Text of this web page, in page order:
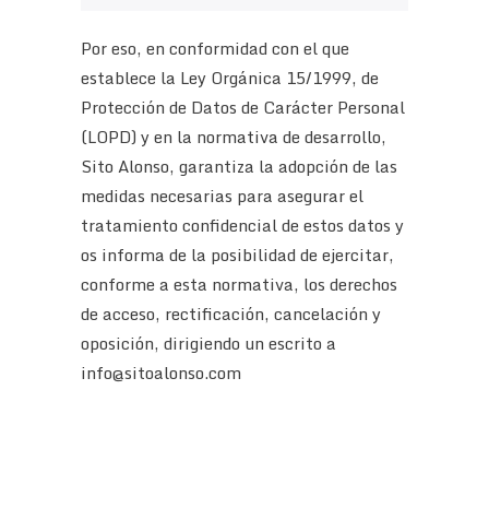
Por eso, en conformidad con el que
establece la Ley Orgánica 15/1999, de
Protección de Datos de Carácter Personal
(LOPD) y en la normativa de desarrollo,
Sito Alonso, garantiza la adopción de las
medidas necesarias para asegurar el
tratamiento confidencial de estos datos y
os informa de la posibilidad de ejercitar,
conforme a esta normativa, los derechos
de acceso, rectificación, cancelación y
oposición, dirigiendo un escrito a
info@sitoalonso.com